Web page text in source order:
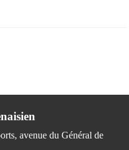
avenue du Général de